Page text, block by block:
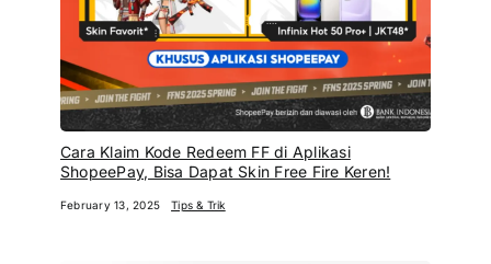
Cara Klaim Kode Redeem FF di Aplikasi
ShopeePay, Bisa Dapat Skin Free Fire Keren!
February 13, 2025 Tips & Trik